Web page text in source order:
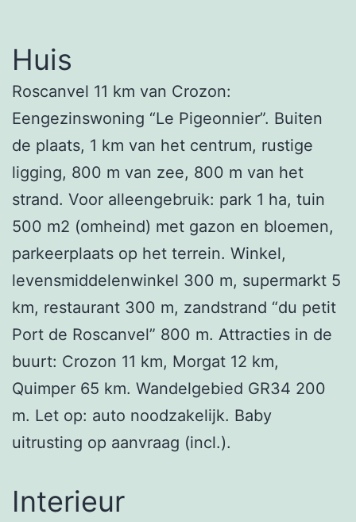
Huis
Roscanvel 11 km van Crozon:
Eengezinswoning “Le Pigeonnier”. Buiten
de plaats, 1 km van het centrum, rustige
ligging, 800 m van zee, 800 m van het
strand. Voor alleengebruik: park 1 ha, tuin
500 m2 (omheind) met gazon en bloemen,
parkeerplaats op het terrein. Winkel,
levensmiddelenwinkel 300 m, supermarkt 5
km, restaurant 300 m, zandstrand “du petit
Port de Roscanvel” 800 m. Attracties in de
buurt: Crozon 11 km, Morgat 12 km,
Quimper 65 km. Wandelgebied GR34 200
m. Let op: auto noodzakelijk. Baby
uitrusting op aanvraag (incl.).
Interieur